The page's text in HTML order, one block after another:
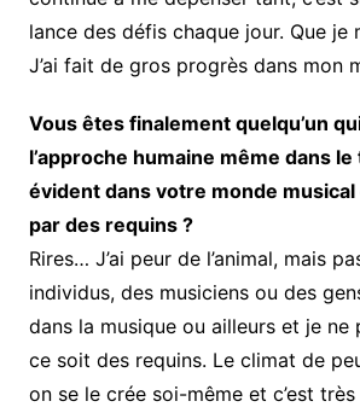
lance des défis chaque jour. Que je
J’ai fait de gros progrès dans mon
Vous êtes finalement quelqu’un
l’approche humaine même dans
évident dans votre monde
par des requins ?
Rires… J’ai peur de l’animal, mais
individus, des musiciens ou des
dans la musique ou ailleurs et je ne
ce soit des requins. Le climat de
on se le crée soi-même et c’est